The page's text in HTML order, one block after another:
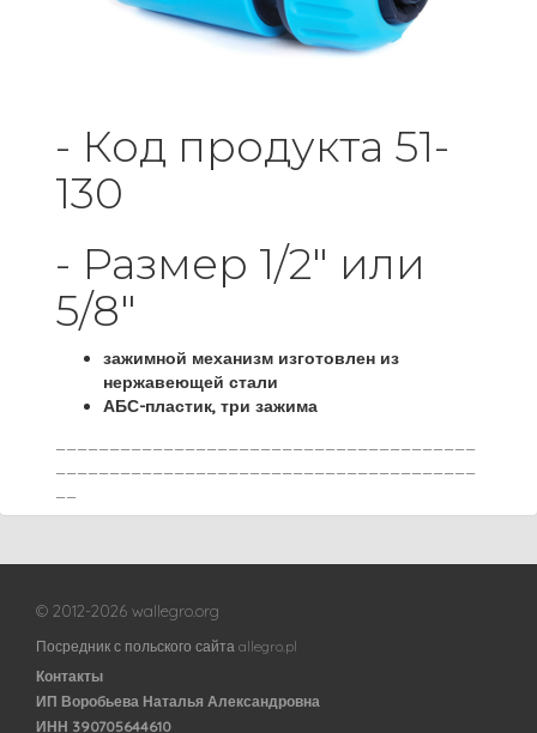
- Код продукта 51-
130
- Размер 1/2" или
5/8"
зажимной механизм изготовлен из
нержавеющей стали
АБС-пластик, три зажима
© 2012-2026 wallegro.org
Посредник с польского сайта allegro.pl
Контакты
ИП Воробьева Наталья Александровна
ИНН 390705644610